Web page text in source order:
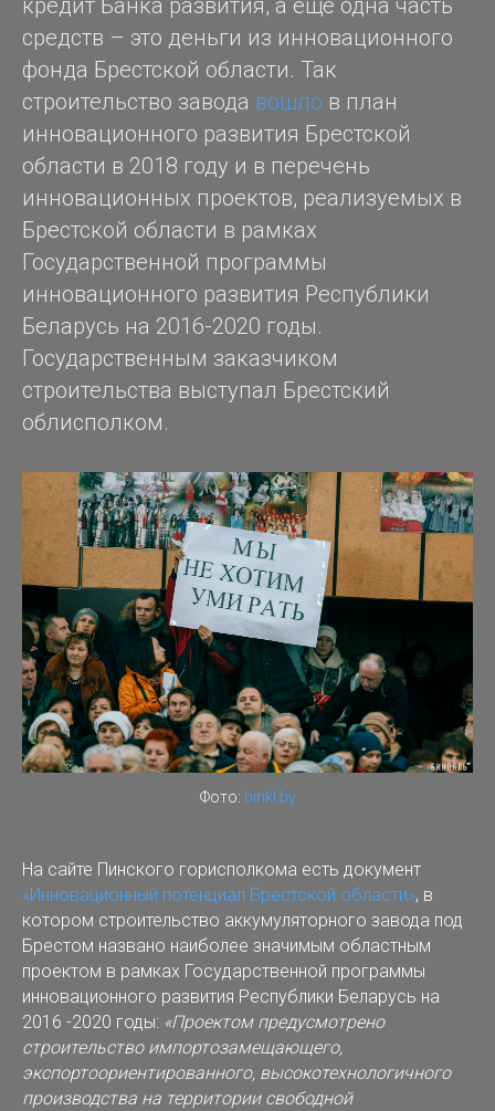
средств – это деньги из инновационного
фонда Брестской области. Так
строительство завода вошло в план
инновационного развития Брестской
области в 2018 году и в перечень
инновационных проектов, реализуемых в
Брестской области в рамках
Государственной программы
инновационного развития Республики
Беларусь на 2016-2020 годы.
Государственным заказчиком
строительства выступал Брестский
облисполком.
Фото: binkl.by
На сайте Пинского горисполкома есть документ
«Инновационный потенциал Брестской области», в
котором строительство аккумуляторного завода под
Брестом названо наиболее значимым областным
проектом в рамках Государственной программы
инновационного развития Республики Беларусь на
2016 -2020 годы: «Проектом предусмотрено
строительство импортозамещающего,
экспортоориентированного, высокотехнологичного
производства на территории свободной